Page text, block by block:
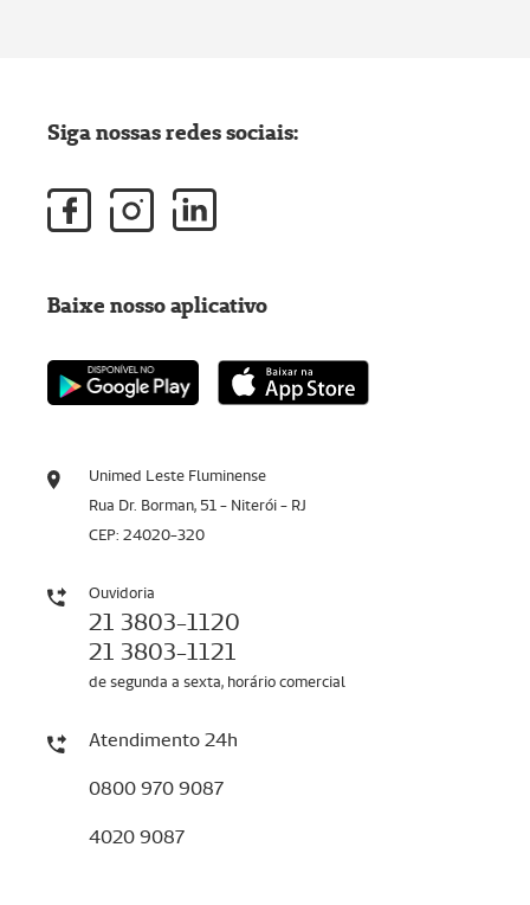
Unimed Leste Fluminense
Rua Dr. Borman, 51 - Niterói - RJ
CEP: 24020-320
Ouvidoria
21 3803-1120
21 3803-1121
de segunda a sexta, horário comercial
Atendimento 24h
0800 970 9087
4020 9087
Siga nossas redes sociais:
Baixe nosso aplicativo